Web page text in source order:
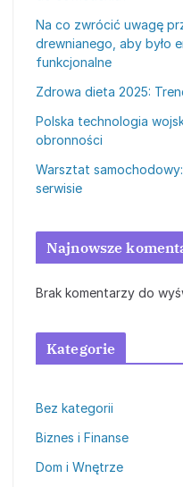
Na co zwrócić uwagę
drewnianego, aby było
funkcjonalne
Zdrowa dieta 2025:
Polska technologia
obronności
Warsztat
serwisie
Najnowsze
Brak komentarzy do
Kategorie
Bez kategorii
Biznes i Finanse
Dom i Wnętrze